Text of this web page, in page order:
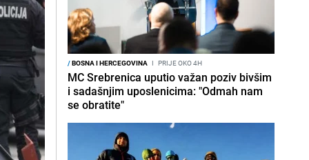
/BOSNA I HERCEGOVINA I PRIJE OKO 4H
MC Srebrenica uputio važan poziv bivšim
i sadašnjim uposlenicima: "Odmah nam
se obratite"